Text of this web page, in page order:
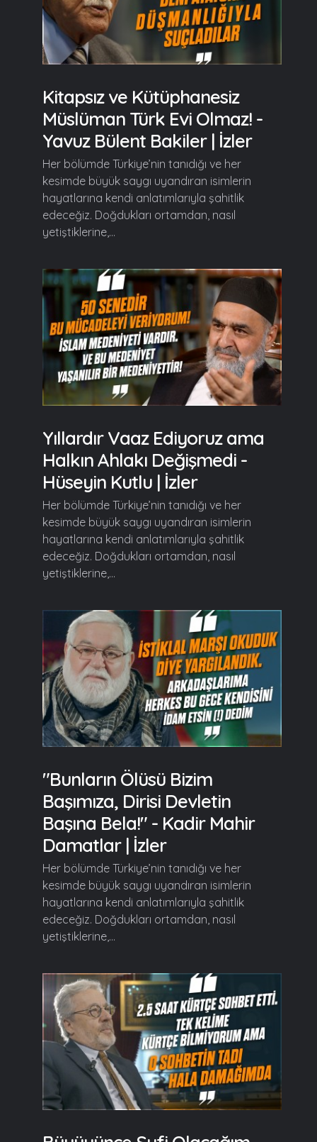
Kitapsız ve Kütüphanesiz
Müslüman Türk Evi Olmaz! -
Yavuz Bülent Bakiler | İzler
Her bölümde Türkiye’nin tanıdığı ve her
kesimde büyük saygı uyandıran isimlerin
hayatlarına kendi anlatımlarıyla şahitlik
edeceğiz. Doğdukları ortamdan, nasıl
yetiştiklerine,...
Yıllardır Vaaz Ediyoruz ama
Halkın Ahlakı Değişmedi -
Hüseyin Kutlu | İzler
Her bölümde Türkiye’nin tanıdığı ve her
kesimde büyük saygı uyandıran isimlerin
hayatlarına kendi anlatımlarıyla şahitlik
edeceğiz. Doğdukları ortamdan, nasıl
yetiştiklerine,...
"Bunların Ölüsü Bizim
Başımıza, Dirisi Devletin
Başına Bela!" - Kadir Mahir
Damatlar | İzler
Her bölümde Türkiye’nin tanıdığı ve her
kesimde büyük saygı uyandıran isimlerin
hayatlarına kendi anlatımlarıyla şahitlik
edeceğiz. Doğdukları ortamdan, nasıl
yetiştiklerine,...